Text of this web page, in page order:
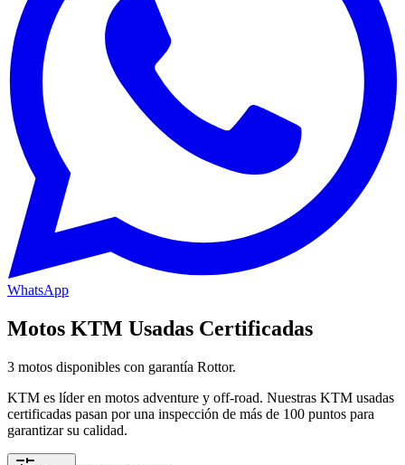
WhatsApp
Motos KTM Usadas Certificadas
3 motos disponibles con garantía Rottor.
KTM es líder en motos adventure y off-road. Nuestras KTM usadas
certificadas pasan por una inspección de más de 100 puntos para
garantizar su calidad.